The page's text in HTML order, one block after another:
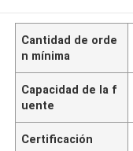
Cantidad de orde
n mínima
Capacidad de la f
uente
Certificación